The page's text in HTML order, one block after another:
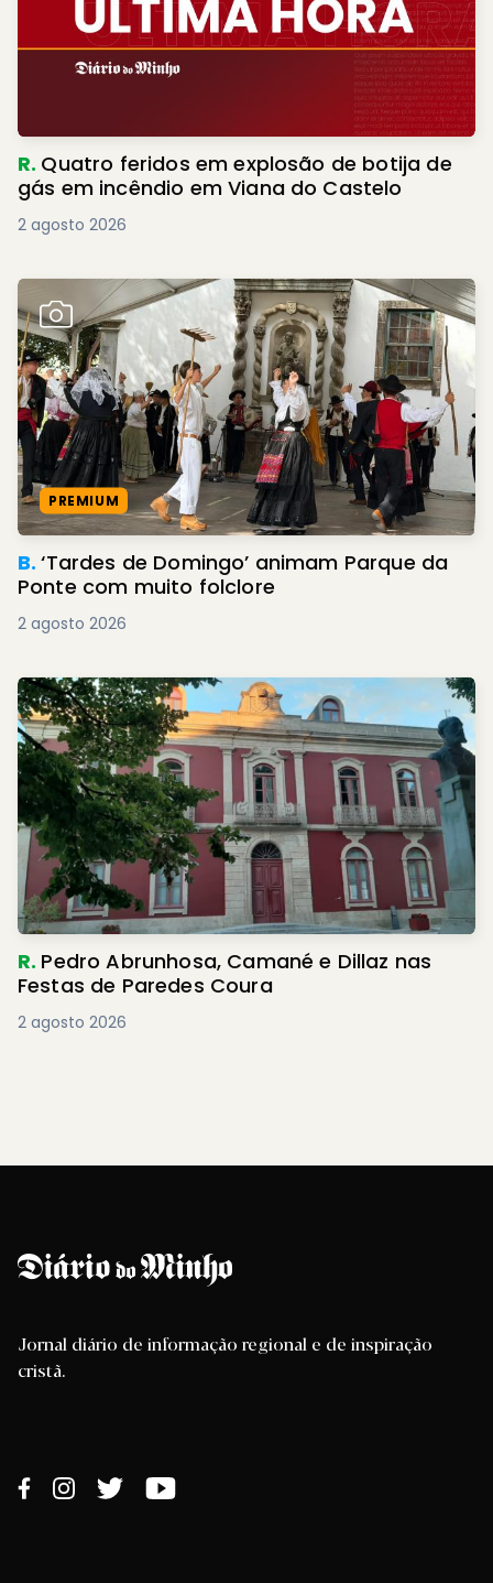
R. Quatro feridos em explosão de botija de
gás em incêndio em Viana do Castelo
2 agosto 2026
PREMIUM
B.‘Tardes de Domingo’ animam Parque da
Ponte com muito folclore
2 agosto 2026
R. Pedro Abrunhosa, Camané e Dillaz nas
Festas de Paredes Coura
2 agosto 2026
Jornal diário de informação regional e de inspiração
cristã.